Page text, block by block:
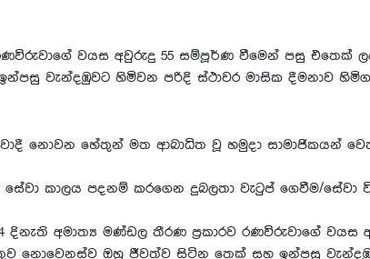
රණවිරුවාගේ වයස අවුරුදු 55 සම්පූර්ණ වීමෙන් පසු එතෙක්
වැන්දඹුවට හිමිවන පරිදි ස්ථාවර මාසික දීමනාව
ත්‍රස්තවාදී නොවන හේතුන් මත ආබාධිත වූ හමුදා සාමාජිකයන්
කාලය පදනම් කරගෙන දුබලතා වැටුප් ගෙවීම/සේවා
දිනැති අමාත්‍ය මණ්ඩල තීරණ ප්‍රකාරව රණවිරුවාගේ වයස
නොවෙනස්ව ඔහු ජීවත්ව සිටින තෙක් සහ ඉන්පසු